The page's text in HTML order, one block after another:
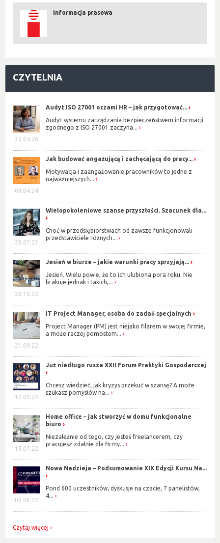
Informacja prasowa
CZYTELNIA
30.04.26
Audyt ISO 27001 oczami HR – jak przygotować...
Audyt systemu zarządzania bezpieczeństwem informacji
zgodnego z ISO 27001 zaczyna...
09.04.24
Jak budować angażującą i zachęcającą do pracy...
Motywacja i zaangażowanie pracowników to jedne z
najważniejszych...
28.07.23
Wielopokoleniowe szanse przyszłości. Szacunek dla...
Choć w przedsiębiorstwach od zawsze funkcjonowali
przedstawiciele różnych...
28.10.22
Jesień w biurze – jakie warunki pracy sprzyjają...
Jesień. Wielu powie, że to ich ulubiona pora roku. Nie
brakuje jednak i takich,...
21.09.22
IT Project Manager, osoba do zadań specjalnych
Project Manager (PM) jest niejako filarem w swojej firmie,
a może raczej pomostem...
12.09.22
Już niedługo rusza XXII Forum Praktyki Gospodarczej
Chcesz wiedzieć, jak kryzys przekuć w szansę? A może
szukasz pomysłów na...
15.07.22
Home office – jak stworzyć w domu funkcjonalne
biuro
Niezależnie od tego, czy jesteś freelancerem, czy
pracujesz zdalnie dla firmy...
03.06.22
Nowa Nadzieja – Podsumowanie XIX Edycji Kursu Na...
Pond 600 uczestników, dyskusje na czacie, 7 panelistów,
4...
Czytaj więcej